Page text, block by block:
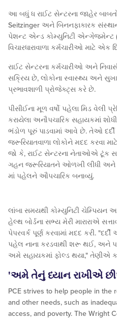
આ બધું ધ રાઈટ સેન્ટરના જાહેર
Seitzinger અને બિનનફાકારક
પેશન્ટ એન્ડ કોમ્યુનિટી એન્ગેજમેન્ટ
વિચારધારાવાળા કર્મચારીઓ માટે એક
રાઈટ સેન્ટરના કર્મચારીઓ અને
સક્રિય છે, લોકોના સ્વાસ્થ્ય અને
પ્રભાવશાળી પ્રોજેક્ટ્સ કરે છે.
પીસીઈના મૂળ વર્ષો પહેલા મિડ વેલી
કરાયેલા અનૌપચારિક સહાયકમાં
ભંડોળ પૂરું પાડવામાં આવે છે. તેઓ દર્દી
જરૂરિયાતવાળા લોકોને મદદ કરવા
જો કે, રાઈટ સેન્ટરના નેતાઓએ ટૂંક
ગહન જરૂરિયાતને ઓળખી લીધી અને
માં પહેલને ઔપચારિક બનાવ્યું.
લાંબા સમયથી કોમ્યુનિટી ચેમ્પિયન
હેલ્થ બોર્ડના સભ્ય મેરી મારારાએ
પેપરવર્ક પૂર્ણ કરવામાં મદદ કરી.
પહેલ નાના કરડવાથી શરૂ થઈ, અને
અમે સહાયકમાં ફોલ્ડ થયા," તેણીએ
'અમે તેનું ધ્યાન રાખીએ
PCE strives to help people in the
and other needs, such as
access, and poverty. The Wright